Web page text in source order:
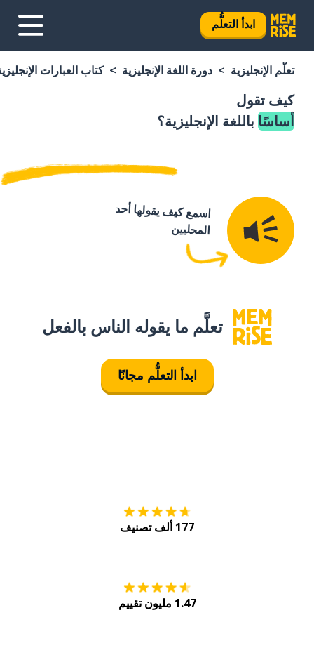
ابدأ التعلُّم
تعلَّم الإنجليزية دورة اللغة الإنجليزية كتاب العبارات
كيف تقول
أساسًا باللغة الإنجليزية؟
اسمع كيف يقولها أحد
المحليين
تعلَّم ما يقوله الناس بالفعل
ابدأ التعلُّم مجانًا
177 ألف تصنيف
1.47 مليون تقييم